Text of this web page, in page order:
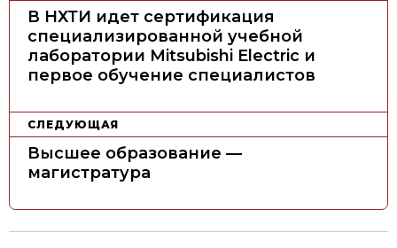
а
ц
п
о
В НХТИ идет сертификация
специализированной учебной
лаборатории Mitsubishi Electric и
первое обучение специалистов
СЛЕДУЮЩАЯ
Высшее образование —
магистратура